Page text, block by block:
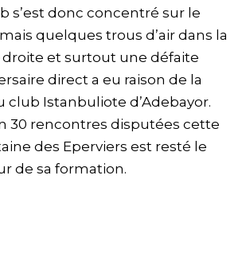
s’est donc concentré sur le
quelques trous d’air dans la
et surtout une défaite
direct a eu raison de la
club Istanbuliote d’Adebayor.
30 rencontres disputées cette
des Eperviers est resté le
de sa formation.